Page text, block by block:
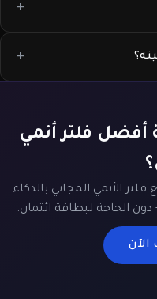
فلتر أنمي
الأنمي المجاني بالذكاء
الآن